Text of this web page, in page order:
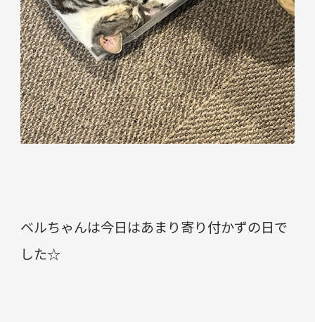
ベルちゃんは今日はあまり寄り付かずの日で
した☆